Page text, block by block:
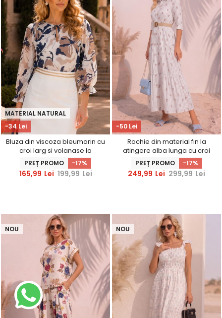
-34 Lei
MATERIAL NATURAL
Bluza din viscoza bleumarin cu
croi larg si volanase la
maneca - StarShinerS
PREȚ PROMO -17%
165,99 Lei 199,99 Lei
-50 Lei
Rochie din material fin la
atingere alba lunga cu croi
larg si curea
PREȚ PROMO -17%
249,99 Lei 299,99 Lei
NOU NOU